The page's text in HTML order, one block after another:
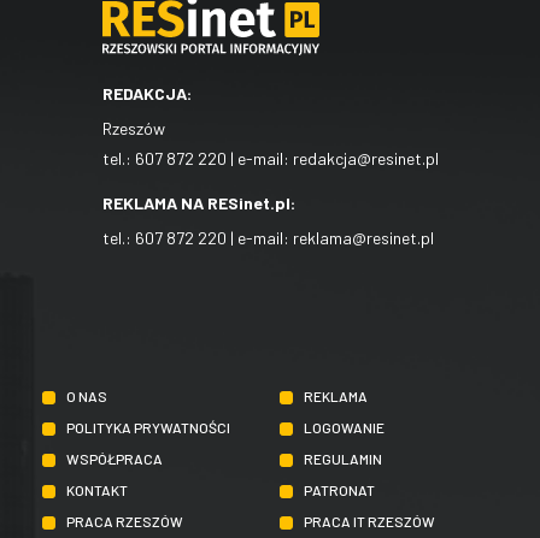
REDAKCJA:
Rzeszów
tel.: 607 872 220 | e-mail: redakcja@resinet.pl
REKLAMA NA RESinet.pl:
tel.: 607 872 220 | e-mail: reklama@resinet.pl
O NAS
REKLAMA
POLITYKA PRYWATNOŚCI
LOGOWANIE
WSPÓŁPRACA
REGULAMIN
KONTAKT
PATRONAT
PRACA RZESZÓW
PRACA IT RZESZÓW